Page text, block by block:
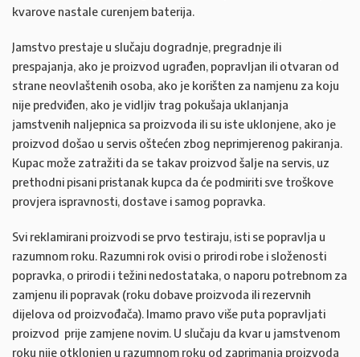
kvarove nastale curenjem baterija.
Jamstvo prestaje u slučaju dogradnje, pregradnje ili
prespajanja, ako je proizvod ugrađen, popravljan ili otvaran od
strane neovlaštenih osoba, ako je korišten za namjenu za koju
nije predviđen, ako je vidljiv trag pokušaja uklanjanja
jamstvenih naljepnica sa proizvoda ili su iste uklonjene, ako je
proizvod došao u servis oštećen zbog neprimjerenog pakiranja.
Kupac može zatražiti da se takav proizvod šalje na servis, uz
prethodni pisani pristanak kupca da će podmiriti sve troškove
provjera ispravnosti, dostave i samog popravka.
Svi reklamirani proizvodi se prvo testiraju, isti se popravlja u
razumnom roku. Razumni rok ovisi o prirodi robe i složenosti
popravka, o prirodi i težini nedostataka, o naporu potrebnom za
zamjenu ili popravak (roku dobave proizvoda ili rezervnih
dijelova od proizvođača). Imamo pravo više puta popravljati
proizvod prije zamjene novim. U slučaju da kvar u jamstvenom
roku nije otklonjen u razumnom roku od zaprimanja proizvoda